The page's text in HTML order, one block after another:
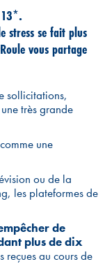
13*.
stress se fait plus
vous partage
sollicitations,
très grande
une
ou de la
les plateformes de
de
plus de dix
reçues au cours de